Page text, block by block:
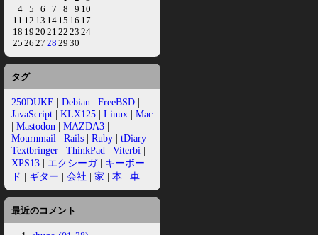
4 5 6 7 8 9 10
11 12 13 14 15 16 17
18 19 20 21 22 23 24
25 26 27 28 29 30
タグ
250DUKE | Debian | FreeBSD |
JavaScript | KLX125 | Linux | Mac
| Mastodon | MAZDA3 |
Mournmail | Rails | Ruby | tDiary |
Textbringer | ThinkPad | Viterbi |
XPS13 | エクシーガ| キーボー
ド | ギター | 会社 | 家 | 本 | 車
最近のコメント